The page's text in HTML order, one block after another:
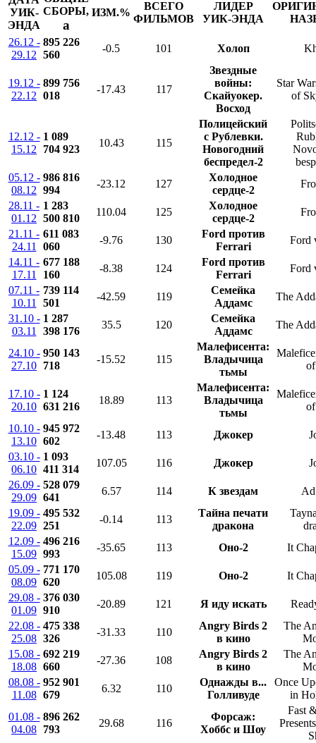
УИК-
ЭНДА
СБОРЫ,
a
ИЗМ.%
ВСЕГО
ФИЛЬМОВ
ЛИДЕР
УИК-ЭНДА
26.12 -
29.12
895 226
560
-0.5 101 Холоп
19.12 -
22.12
899 756
018
-17.43 117
Звездные
войны:
Скайуокер.
Восход
Star
of
12.12 -
15.12
1 089
704 923
10.43 115
Полицейский
с Рублевки.
Новогодний
беспредел-2
05.12 -
08.12
986 816
994
-23.12 127
Холодное
сердце-2
28.11 -
01.12
1 283
500 810
110.04 125
Холодное
сердце-2
21.11 -
24.11
611 083
060
-9.76 130
Ford против
Ferrari
Ford
14.11 -
17.11
677 188
160
-8.38 124
Ford против
Ferrari
Ford
07.11 -
10.11
739 114
501
-42.59 119
Семейка
Аддамс
The
31.10 -
03.11
1 287
398 176
35.5 120
Семейка
Аддамс
The
24.10 -
27.10
950 143
718
-15.52 115
Малефисента:
Владычица
тьмы
17.10 -
20.10
1 124
631 216
18.89 113
Малефисента:
Владычица
тьмы
10.10 -
13.10
945 972
602
-13.48 113 Джокер
03.10 -
06.10
1 093
411 314
107.05 116 Джокер
26.09 -
29.09
528 079
641
6.57 114 К звездам
19.09 -
22.09
495 532
251
-0.14 113
Тайна печати
дракона
12.09 -
15.09
496 216
993
-35.65 113 Оно-2
It
05.09 -
08.09
771 170
620
105.08 119 Оно-2
It
29.08 -
01.09
376 030
910
-20.89 121 Я иду искать
22.08 -
25.08
475 338
326
-31.33 110
Angry Birds 2
в кино
The
15.08 -
18.08
692 219
660
-27.36 108
Angry Birds 2
в кино
The
08.08 -
11.08
952 901
679
6.32 110
Однажды в...
Голливуде
Once
in
01.08 -
04.08
896 262
793
29.68 116
Форсаж:
Хоббс и Шоу
Fast